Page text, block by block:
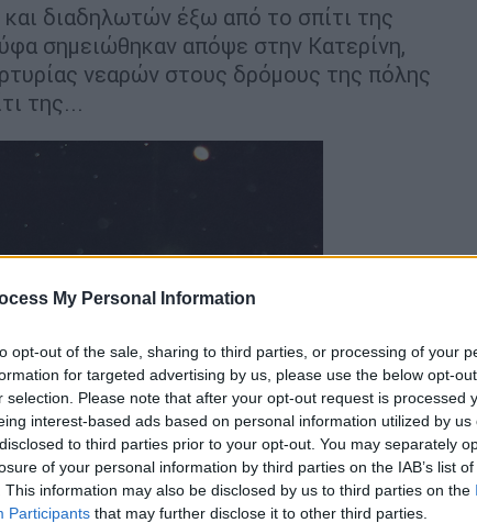
My Personal Information
opt-out of the sale, sharing to third parties, or processing of your
for targeted advertising by us, please use the below opt-
selection. Please note that after your opt-out request is processed
interest-based ads based on personal information utilized by us
to third parties prior to your opt-out. You may separately
of your personal information by third parties on the IAB’s list
This information may also be disclosed by us to third parties on the
Participants that may further disclose it to other third parties.
διαδηλωτών έξω από το σπίτι της
σημειώθηκαν απόψε στην Κατερίνη,
νεαρών στους δρόμους της πόλης
της...